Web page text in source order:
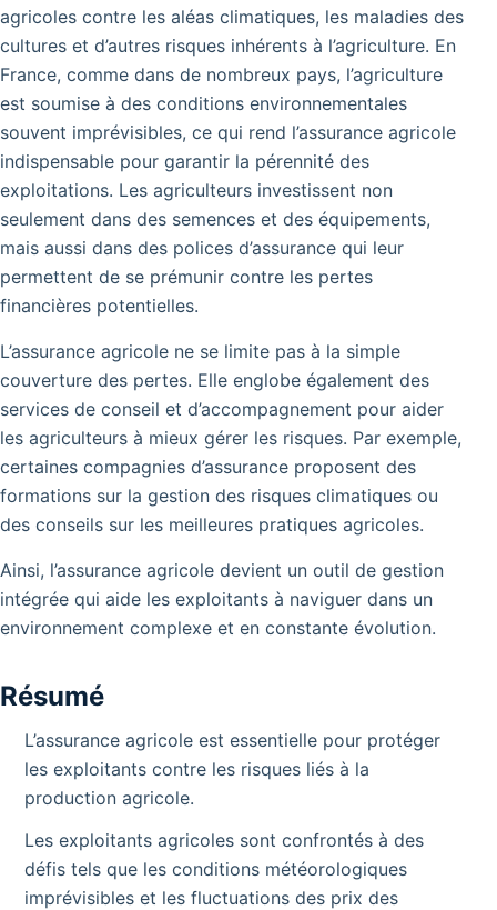
agricoles contre les aléas climatiques, les maladies des
cultures et d’autres risques inhérents à l’agriculture. En
France, comme dans de nombreux pays, l’agriculture
est soumise à des conditions environnementales
souvent imprévisibles, ce qui rend l’assurance agricole
indispensable pour garantir la pérennité des
exploitations. Les agriculteurs investissent non
seulement dans des semences et des équipements,
mais aussi dans des polices d’assurance qui leur
permettent de se prémunir contre les pertes
financières potentielles.
L’assurance agricole ne se limite pas à la simple
couverture des pertes. Elle englobe également des
services de conseil et d’accompagnement pour aider
les agriculteurs à mieux gérer les risques. Par exemple,
certaines compagnies d’assurance proposent des
formations sur la gestion des risques climatiques ou
des conseils sur les meilleures pratiques agricoles.
Ainsi, l’assurance agricole devient un outil de gestion
intégrée qui aide les exploitants à naviguer dans un
environnement complexe et en constante évolution.
Résumé
L’assurance agricole est essentielle pour protéger
les exploitants contre les risques liés à la
production agricole.
Les exploitants agricoles sont confrontés à des
défis tels que les conditions météorologiques
imprévisibles et les fluctuations des prix des